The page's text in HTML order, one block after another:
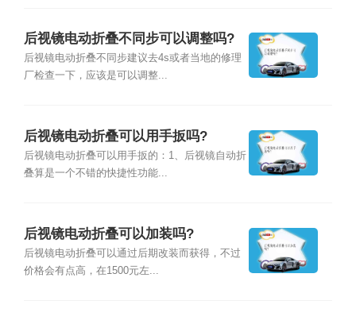
后视镜电动折叠不同步可以调整吗?
后视镜电动折叠不同步建议去4s或者当地的修理
厂检查一下，应该是可以调整...
后视镜电动折叠可以用手扳吗?
后视镜电动折叠可以用手扳的：1、后视镜自动折
叠算是一个不错的快捷性功能...
后视镜电动折叠可以加装吗?
后视镜电动折叠可以通过后期改装而获得，不过
价格会有点高，在1500元左...